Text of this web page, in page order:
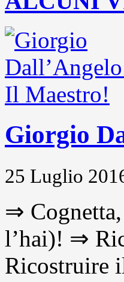
Giorgio
25 Luglio
⇒
l’hai)! ⇒
Ricostruire